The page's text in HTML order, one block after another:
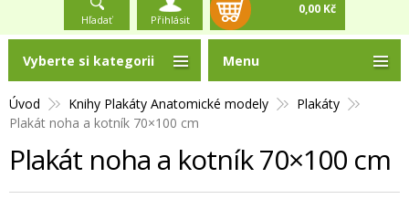
Hľadať Přihlásit
0,00 Kč
Úvod Knihy Plakáty Anatomické modely
Plakáty
Plakát noha a kotník 70×100 cm
Plakát noha a kotník 70×100 cm
Vyberte si kategorii Menu